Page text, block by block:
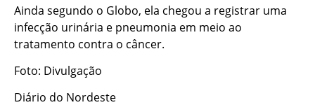
Ainda segundo o Globo, ela chegou a registrar uma
infecção urinária e pneumonia em meio ao
tratamento contra o câncer.
Foto: Divulgação
Diário do Nordeste